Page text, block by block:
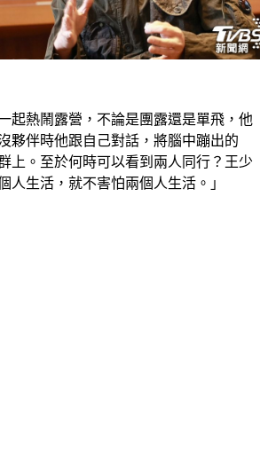
起熱鬧露營，不論是團露還是單飛，他
夥伴時他跟自己對話，將腦中蹦出的
上。至於何時可以看到兩人同行？王少